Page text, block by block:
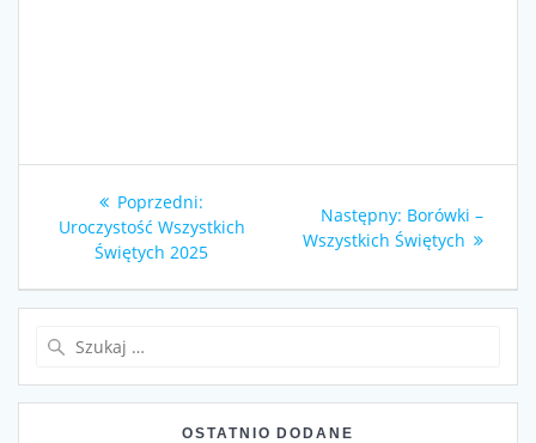
Nawigacja
wpisu
Poprzedni:
wpis:
Uroczystość Wszystkich
Świętych 2025
Następny: Następny
wpis:
Borówki –
Wszystkich Świętych
OSTATNIO DODANE